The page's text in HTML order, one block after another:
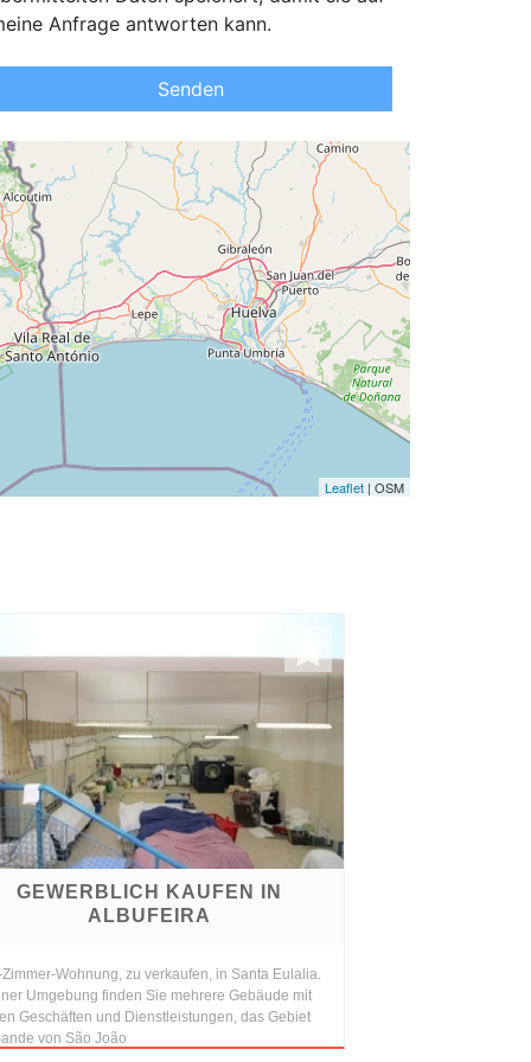
Anfrage antworten kann.
Senden
Leaflet | OSM
GEWERBLICH KAUFEN IN
ALBUFEIRA
Wohnung, zu verkaufen, in Santa Eulalia.
Umgebung finden Sie mehrere Gebäude mit
Geschäften und Dienstleistungen, das Gebiet
von São João